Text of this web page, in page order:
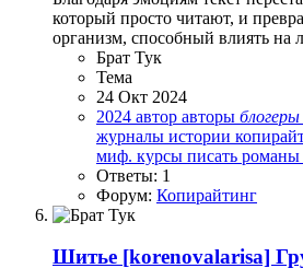
который просто читают, и
организм, способный влиять на
Брат Тук
Тема
24 Окт 2024
2024 автор авторы блогеры
журналы истории
миф. курсы писать романы
Ответы: 1
Форум: Копирайтинг
Шитье [korenovalarisa]